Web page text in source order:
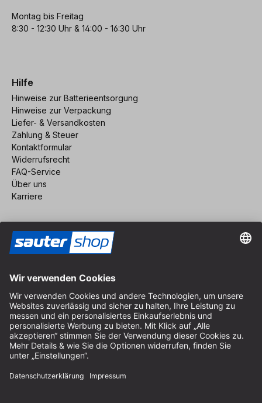
Montag bis Freitag
8:30 - 12:30 Uhr & 14:00 - 16:30 Uhr
Hilfe
Hinweise zur Batterieentsorgung
Hinweise zur Verpackung
Liefer- & Versandkosten
Zahlung & Steuer
Kontaktformular
Widerrufsrecht
FAQ-Service
Über uns
Karriere
Impressum
AGB
Datenschutz
Cookie-Einstellungen
© 2026 sauter GmbH